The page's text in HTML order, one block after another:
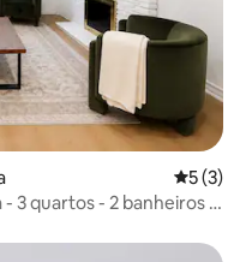
5 de
5 (3)
3 quartos - 2 banheiros -